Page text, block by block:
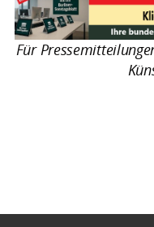
Für